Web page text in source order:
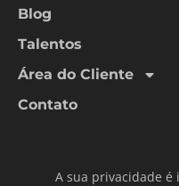
Blog
Talentos
Área do Cliente
Contato
A sua privacidade é